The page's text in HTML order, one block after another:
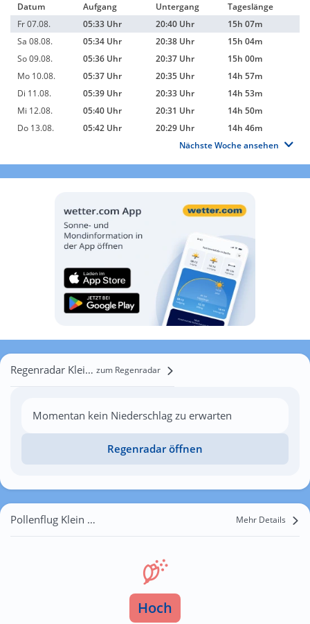
Datum
Aufgang Untergang
Tageslänge
Fr 07.08.
05:33 Uhr 20:40 Uhr
15h 07m
Sa 08.08.
05:34 Uhr 20:38 Uhr
15h 04m
So 09.08.
05:36 Uhr 20:37 Uhr
15h 00m
Mo 10.08.
05:37 Uhr 20:35 Uhr
14h 57m
Di 11.08.
05:39 Uhr 20:33 Uhr
14h 53m
Mi 12.08.
05:40 Uhr 20:31 Uhr
14h 50m
Do 13.08.
05:42 Uhr 20:29 Uhr
14h 46m
Nächste Woche ansehen
Regenradar Klein Bademeusel zum Regenradar
Momentan kein Niederschlag zu erwarten
Regenradar öffnen
Pollenflug Klein Bademeusel Mehr Details
Hoch